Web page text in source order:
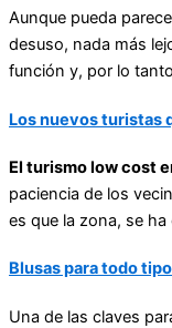
Aunque pueda
desuso, nada más
función y, por lo
Los nuevos turistas
El turismo low cost
paciencia de los
es que la zona, se
Blusas para todo
Una de las claves